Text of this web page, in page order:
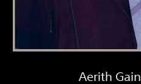
Aerith